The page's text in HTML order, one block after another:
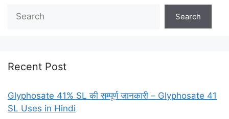
Search
Recent Post
Glyphosate 41% SL की सम्पूर्ण जानकारी – Glyphosate 41
SL Uses in Hindi